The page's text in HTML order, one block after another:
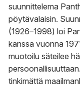
suunnittelema
pöytävalaisin.
(1926–1998) loi
kanssa vuonna
muotoilu säteilee
tinkimättä